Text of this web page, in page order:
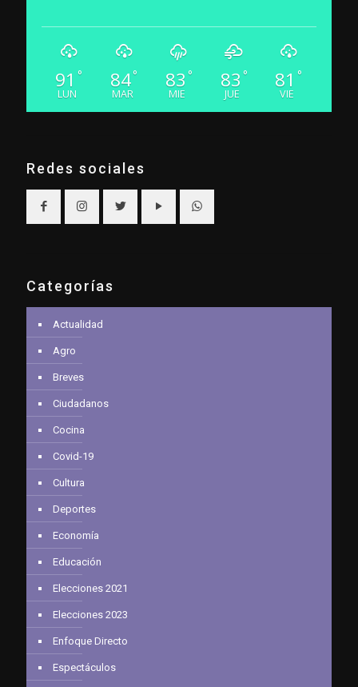
91 °
LUN
84°
MAR
83 °
MIE
83 °
JUE
81 °
VIE
Redes sociales
Categorías
Actualidad
Agro
Breves
Ciudadanos
Cocina
Covid-19
Cultura
Deportes
Economía
Educación
Elecciones 2021
Elecciones 2023
Enfoque Directo
Espectáculos